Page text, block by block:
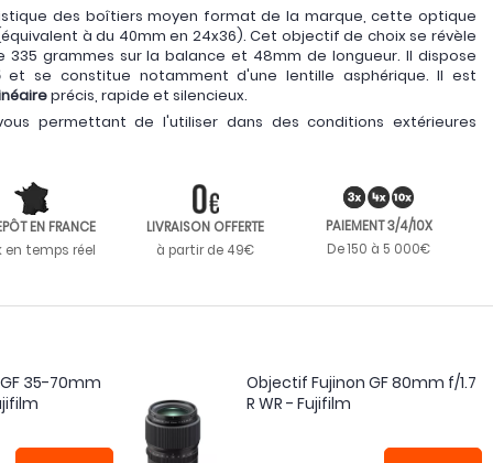
des boîtiers moyen format de la marque, cette optique
à du 40mm en 24x36). Cet objectif de choix se révèle
335 grammes sur la balance et 48mm de longueur. Il dispose
et se constitue notamment d'une lentille asphérique. Il est
précis, rapide et silencieux.
permettant de l'utiliser dans des conditions extérieures
EN FRANCE
en temps réel
LIVRAISON OFFERTE
à partir de 49€
PAIEMENT 3/4/10X
De 150 à 5 000€
35-70mm
Objectif Fujinon GF 80mm f/1.7
R WR - Fujifilm